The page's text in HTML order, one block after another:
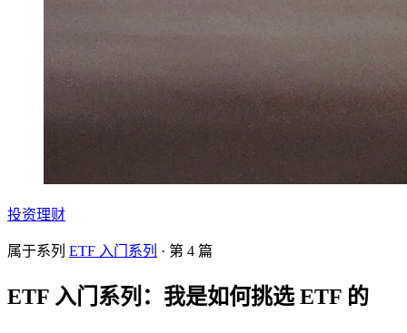
投资理财
属于系列 ETF 入门系列 · 第 4 篇
ETF 入门系列：我是如何挑选 ETF 的